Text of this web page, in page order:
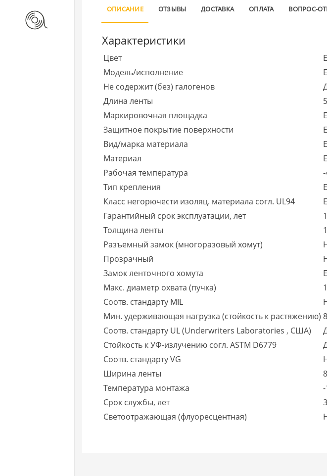
ОПИСАНИЕ ОТЗЫВЫ ДОСТАВКА ОПЛАТА ВОПРОС-
Характеристики
Цвет
Модель/исполнение
Не содержит (без) галогенов
Длина ленты
Маркировочная площадка
Защитное покрытие поверхности
Вид/марка материала
Материал
Рабочая температура
Тип крепления
Класс негорючести изоляц. материала согл. UL94
Гарантийный срок эксплуатации, лет
1
Толщина ленты
Разъемный замок (многоразовый хомут)
Прозрачный
Замок ленточного хомута
Макс. диаметр охвата (пучка)
Соотв. стандарту MIL
Мин. удерживающая нагрузка (стойкость к растяжению)
Соотв. стандарту UL (Underwriters Laboratories , США)
Стойкость к УФ-излучению согл. ASTM D6779
Соотв. стандарту VG
Ширина ленты
Температура монтажа
Срок службы, лет
3
Светоотражающая (флуоресцентная)